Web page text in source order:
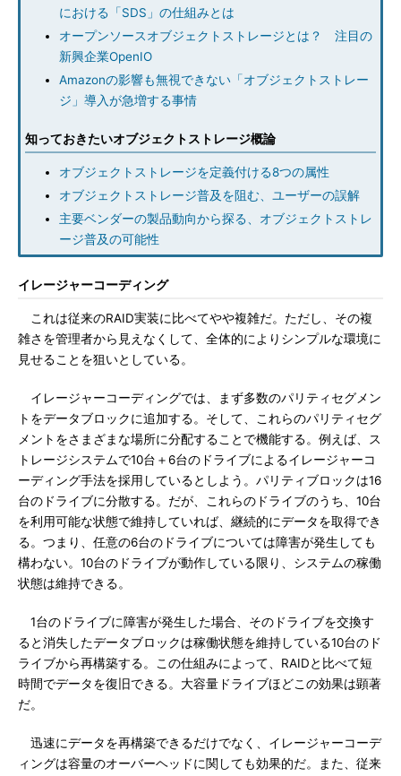
における「SDS」の仕組みとは
オープンソースオブジェクトストレージとは？ 注目の
新興企業OpenIO
Amazonの影響も無視できない「オブジェクトストレー
ジ」導入が急増する事情
知っておきたいオブジェクトストレージ概論
オブジェクトストレージを定義付ける8つの属性
オブジェクトストレージ普及を阻む、ユーザーの誤解
主要ベンダーの製品動向から探る、オブジェクトストレ
ージ普及の可能性
イレージャーコーディング
これは従来のRAID実装に比べてやや複雑だ。ただし、その複
雑さを管理者から見えなくして、全体的によりシンプルな環境に
見せることを狙いとしている。
イレージャーコーディングでは、まず多数のパリティセグメン
トをデータブロックに追加する。そして、これらのパリティセグ
メントをさまざまな場所に分配することで機能する。例えば、ス
トレージシステムで10台＋6台のドライブによるイレージャーコ
ーディング手法を採用しているとしよう。パリティブロックは16
台のドライブに分散する。だが、これらのドライブのうち、10台
を利用可能な状態で維持していれば、継続的にデータを取得でき
る。つまり、任意の6台のドライブについては障害が発生しても
構わない。10台のドライブが動作している限り、システムの稼働
状態は維持できる。
1台のドライブに障害が発生した場合、そのドライブを交換す
ると消失したデータブロックは稼働状態を維持している10台のド
ライブから再構築する。この仕組みによって、RAIDと比べて短
時間でデータを復旧できる。大容量ドライブほどこの効果は顕著
だ。
迅速にデータを再構築できるだけでなく、イレージャーコーデ
ィングは容量のオーバーヘッドに関しても効果的だ。また、従来